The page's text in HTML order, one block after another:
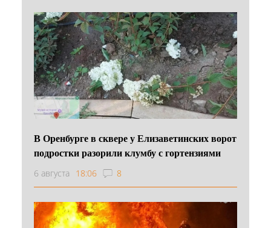
В Оренбурге в сквере у Елизаветинских ворот
подростки разорили клумбу с гортензиями
6 августа 18:06 8